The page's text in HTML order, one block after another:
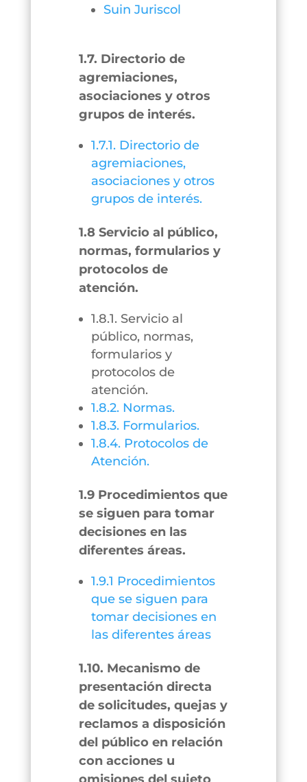
Suin Juriscol
1.7. Directorio de
agremiaciones,
asociaciones y otros
grupos de interés.
1.7.1. Directorio de
agremiaciones,
asociaciones y otros
grupos de interés.
1.8 Servicio al público,
normas, formularios y
protocolos de
atención.
1.8.1. Servicio al
público, normas,
formularios y
protocolos de
atención.
1.8.2. Normas.
1.8.3. Formularios.
1.8.4. Protocolos de
Atención.
1.9 Procedimientos que
se siguen para tomar
decisiones en las
diferentes áreas.
1.9.1 Procedimientos
que se siguen para
tomar decisiones en
las diferentes áreas
1.10. Mecanismo de
presentación directa
de solicitudes, quejas y
reclamos a disposición
del público en relación
con acciones u